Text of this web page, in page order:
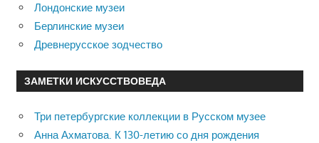
Лондонские музеи
Берлинские музеи
Древнерусское зодчество
ЗАМЕТКИ ИСКУССТВОВЕДА
Три петербургские коллекции в Русском музее
Анна Ахматова. К 130-летию со дня рождения